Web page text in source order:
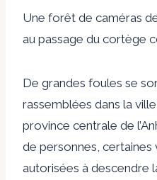
Une forêt de caméras
au passage du cortège
De grandes foules se
rassemblées dans la
province centrale de
de personnes,
autorisées à descendre